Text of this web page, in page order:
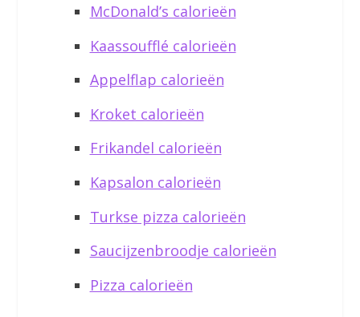
McDonald’s calorieën
Kaassoufflé calorieën
Appelflap calorieën
Kroket calorieën
Frikandel calorieën
Kapsalon calorieën
Turkse pizza calorieën
Saucijzenbroodje calorieën
Pizza calorieën